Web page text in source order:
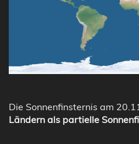
Die Sonnenfinsternis am
Ländern als partielle